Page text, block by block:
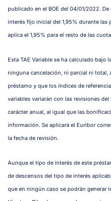
publicado en el BOE del 04/01/2022.
interés fijo inicial del 1,95% durante las
aplica el 1,95% para el resto de las
Esta TAE Variable se ha calculado bajo
ninguna cancelación, ni parcial ni total,
préstamo y que los índices de
variables variarán con las revisiones
carácter anual, al igual que las
información. Se aplicará el Euribor
la fecha de revisión.
Aunque el tipo de interés de este
de descensos del tipo de interés
que en ningún caso se podrán generar